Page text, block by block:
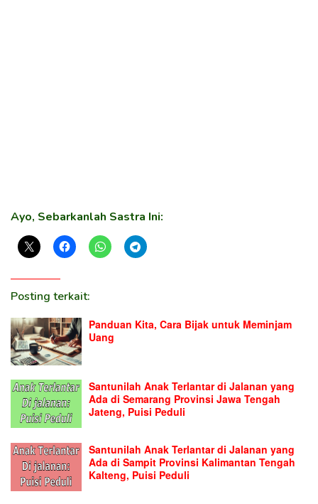
Ayo, Sebarkanlah Sastra Ini:
Posting terkait:
Panduan Kita, Cara Bijak untuk Meminjam
Uang
Santunilah Anak Terlantar di Jalanan yang
Ada di Semarang Provinsi Jawa Tengah
Jateng, Puisi Peduli
Santunilah Anak Terlantar di Jalanan yang
Ada di Sampit Provinsi Kalimantan Tengah
Kalteng, Puisi Peduli